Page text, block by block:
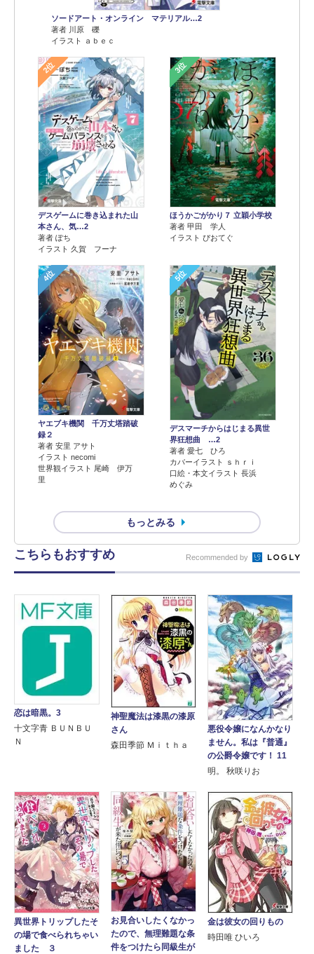
ソードアート・オンライン マテリアル…2
著者 川原 礫
イラスト ａｂｅｃ
2位
デスゲームに巻き込まれた山
本さん、気…2
著者 ぽち
イラスト 久賀 フーナ
3位
ほうかごがかり７ 立穎小学校
著者 甲田 学人
イラスト ぴおてぐ
4位
ヤエブキ機関 千万丈塔踏破
録２
著者 安里 アサト
イラスト necomi
世界観イラスト 尾崎 伊万
里
5位
デスマーチからはじまる異世
界狂想曲 …2
著者 愛七 ひろ
カバーイラスト ｓｈｒｉ
口絵・本文イラスト 長浜
めぐみ
もっとみる
こちらもおすすめ Recommended by
恋は暗黒。3
十文字青 ＢＵＮＢＵ
Ｎ
神聖魔法は漆黒の漆原
さん
森田季節 Ｍｉｔｈａ
悪役令嬢になんかなり
ません。私は『普通』
の公爵令嬢です！ 11
明。 秋咲りお
異世界トリップしたそ
の場で食べられちゃい
ました ３
お見合いしたくなかっ
たので、無理難題な条
件をつけたら同級生が
金は彼女の回りもの
時田唯 ひいろ